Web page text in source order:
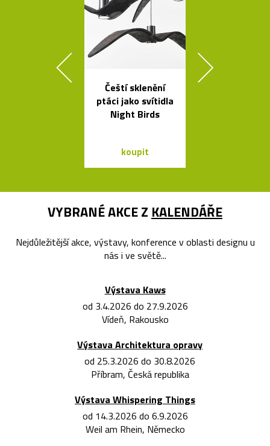
Čeští sklenění
ptáci jako svítidla
Night Birds
koupit
VYBRANÉ AKCE Z KALENDÁŘE
Nejdůležitější akce, výstavy, konference v oblasti designu u
nás i ve světě...
Výstava Kaws
od 3.4.2026 do 27.9.2026
Vídeň, Rakousko
Výstava Architektura opravy
od 25.3.2026 do 30.8.2026
Příbram, Česká republika
Výstava Whispering Things
od 14.3.2026 do 6.9.2026
Weil am Rhein, Německo